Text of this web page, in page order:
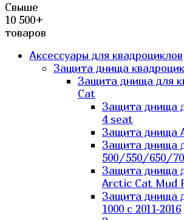
Свыше
10 500+
товаров
Аксессуары для квадроциклов
Защита днища
Защита днища для
Cat
Защита днища
4 seat
Защита днища
Защита днища
500/550/650/
Защита днища
Arctic Cat Mud
Защита днища
1000 c 2011-2016